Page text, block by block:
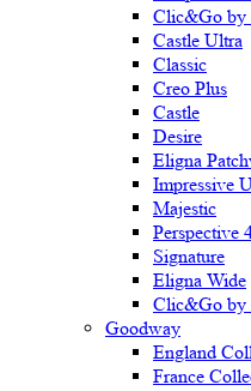
Clic&Go by
Castle Ultra
Classic
Creo Plus
Castle
Desire
Eligna
Impressive
Majestic
Perspective
Signature
Eligna Wide
Clic&Go by
Goodway
England
France